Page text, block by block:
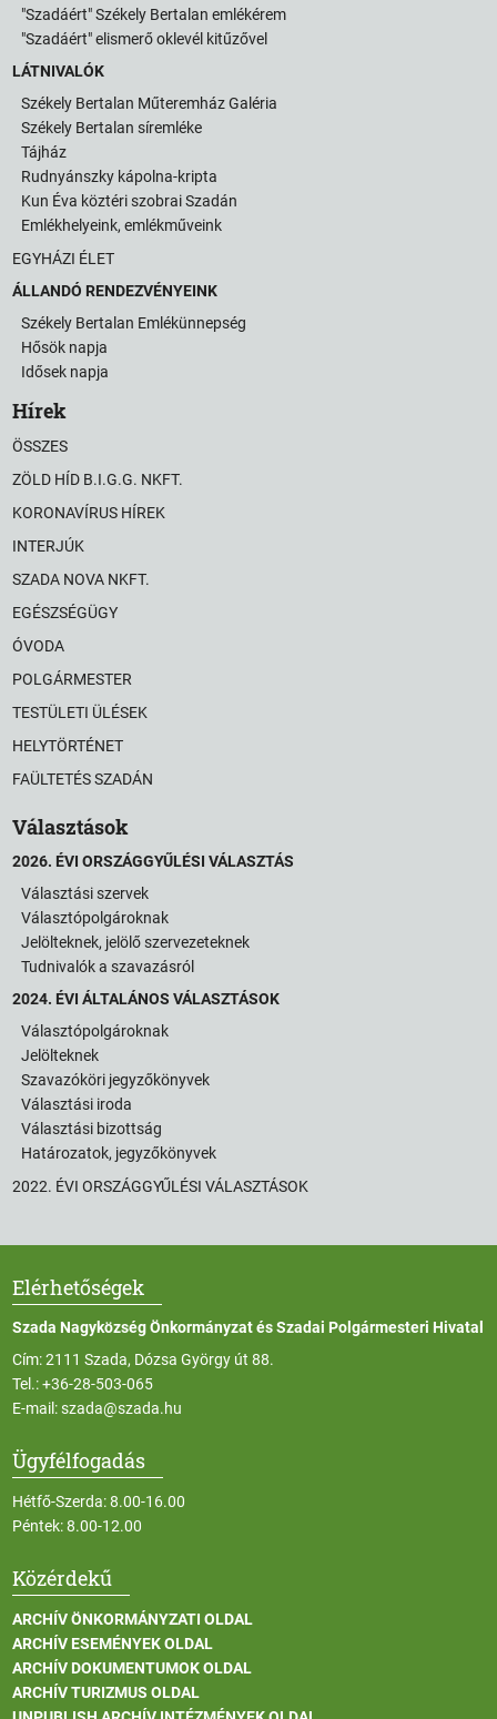
"Szadáért" Székely Bertalan emlékérem
"Szadáért" elismerő oklevél kitűzővel
LÁTNIVALÓK
Székely Bertalan Műteremház Galéria
Székely Bertalan síremléke
Tájház
Rudnyánszky kápolna-kripta
Kun Éva köztéri szobrai Szadán
Emlékhelyeink, emlékműveink
EGYHÁZI ÉLET
ÁLLANDÓ RENDEZVÉNYEINK
Székely Bertalan Emlékünnepség
Hősök napja
Idősek napja
Hírek
ÖSSZES
ZÖLD HÍD B.I.G.G. NKFT.
KORONAVÍRUS HÍREK
INTERJÚK
SZADA NOVA NKFT.
EGÉSZSÉGÜGY
ÓVODA
POLGÁRMESTER
TESTÜLETI ÜLÉSEK
HELYTÖRTÉNET
FAÜLTETÉS SZADÁN
Választások
2026. ÉVI ORSZÁGGYŰLÉSI VÁLASZTÁS
Választási szervek
Választópolgároknak
Jelölteknek, jelölő szervezeteknek
Tudnivalók a szavazásról
2024. ÉVI ÁLTALÁNOS VÁLASZTÁSOK
Választópolgároknak
Jelölteknek
Szavazóköri jegyzőkönyvek
Választási iroda
Választási bizottság
Határozatok, jegyzőkönyvek
2022. ÉVI ORSZÁGGYŰLÉSI VÁLASZTÁSOK
Elérhetőségek
Szada Nagyközség Önkormányzat és Szadai Polgármesteri Hivatal
Cím: 2111 Szada, Dózsa György út 88.
Tel.:+36-28-503-065
E-mail:szada@szada.hu
Ügyfélfogadás
Hétfő-Szerda: 8.00-16.00
Péntek: 8.00-12.00
Közérdekű
ARCHÍV ÖNKORMÁNYZATI OLDAL
ARCHÍV ESEMÉNYEK OLDAL
ARCHÍV DOKUMENTUMOK OLDAL
ARCHÍV TURIZMUS OLDAL